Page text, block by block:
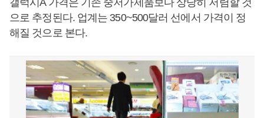
갤럭시A 가격은 기존 중저가제품보다 상당히 저렴할 것
으로 추정된다. 업계는 350~500달러 선에서 가격이 정
해질 것으로 본다.